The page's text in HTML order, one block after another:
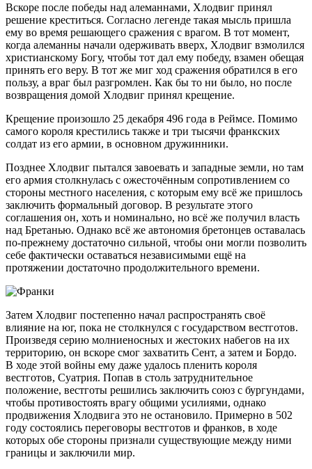
Вскоре после победы над алеманнами, Хлодвиг принял
решение креститься. Согласно легенде такая мысль пришла
ему во время решающего сражения с врагом. В тот момент,
когда алеманны начали одерживать вверх, Хлодвиг взмолился
христианскому Богу, чтобы тот дал ему победу, взамен обещая
принять его веру. В тот же миг ход сражения обратился в его
пользу, а враг был разгромлен. Как бы то ни было, но после
возвращения домой Хлодвиг принял крещение.
Крещение произошло 25 декабря 496 года в Реймсе. Помимо
самого короля крестились также и три тысячи франкских
солдат из его армии, в основном дружинники.
Позднее Хлодвиг пытался завоевать и западные земли, но там
его армия столкнулась с ожесточённым сопротивлением со
стороны местного населения, с которым ему всё же пришлось
заключить формальный договор. В результате этого
соглашения он, хоть и номинально, но всё же получил власть
над Бретанью. Однако всё же автономия бретонцев оставалась
по-прежнему достаточно сильной, чтобы они могли позволить
себе фактически оставаться независимыми ещё на
протяжении достаточно продолжительного времени.
Затем Хлодвиг постепенно начал распространять своё
влияние на юг, пока не столкнулся с государством вестготов.
Произведя серию молниеносных и жестоких набегов на их
территорию, он вскоре смог захватить Сент, а затем и Бордо.
В ходе этой войны ему даже удалось пленить короля
вестготов, Суатрия. Попав в столь затруднительное
положение, вестготы решились заключить союз с бургундами,
чтобы противостоять врагу общими усилиями, однако
продвижения Хлодвига это не остановило. Примерно в 502
году состоялись переговоры вестготов и франков, в ходе
которых обе стороны признали существующие между ними
границы и заключили мир.